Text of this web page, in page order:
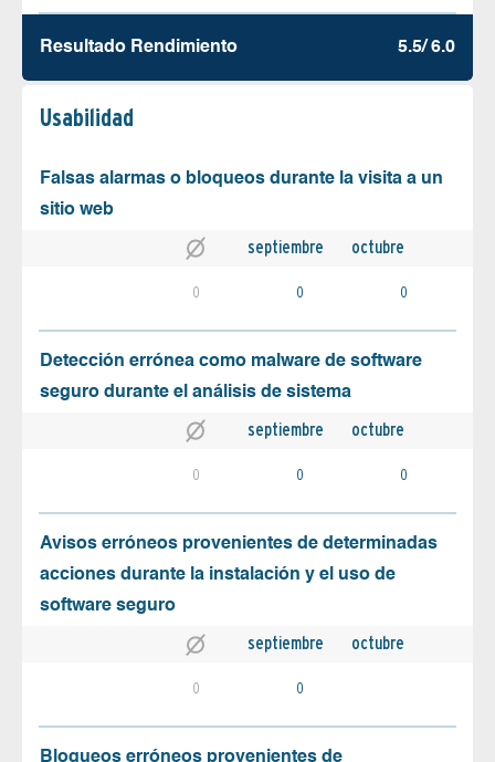
Resultado Rendimiento 5.5/ 6.0
Usabilidad
Falsas alarmas o bloqueos durante la visita a un
sitio web
septiembre octubre
0 0 0
Detección errónea como malware de software
seguro durante el análisis de sistema
septiembre octubre
0 0 0
Avisos erróneos provenientes de determinadas
acciones durante la instalación y el uso de
software seguro
septiembre octubre
0 0
Bloqueos erróneos provenientes de